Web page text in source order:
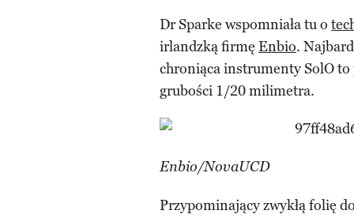
Dr Sparke wspomniała tu o
irlandzką firmę Enbio.
chroniąca instrumenty SolO
grubości 1/20 milimetra.
Enbio/NovaUCD
Przypominający zwykłą folię